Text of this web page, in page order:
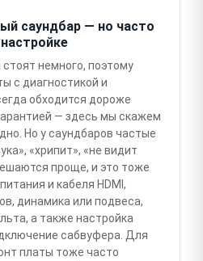
саундбар — но часто
немного, поэтому
с диагностикой и
обходится дороже
— здесь мы скажем
Но у саундбаров частые
«хрипит», «не видит
проще, и это тоже
и кабеля HDMI,
динамика или подвеса,
а также настройка
сабвуфера. Для
платы тоже часто